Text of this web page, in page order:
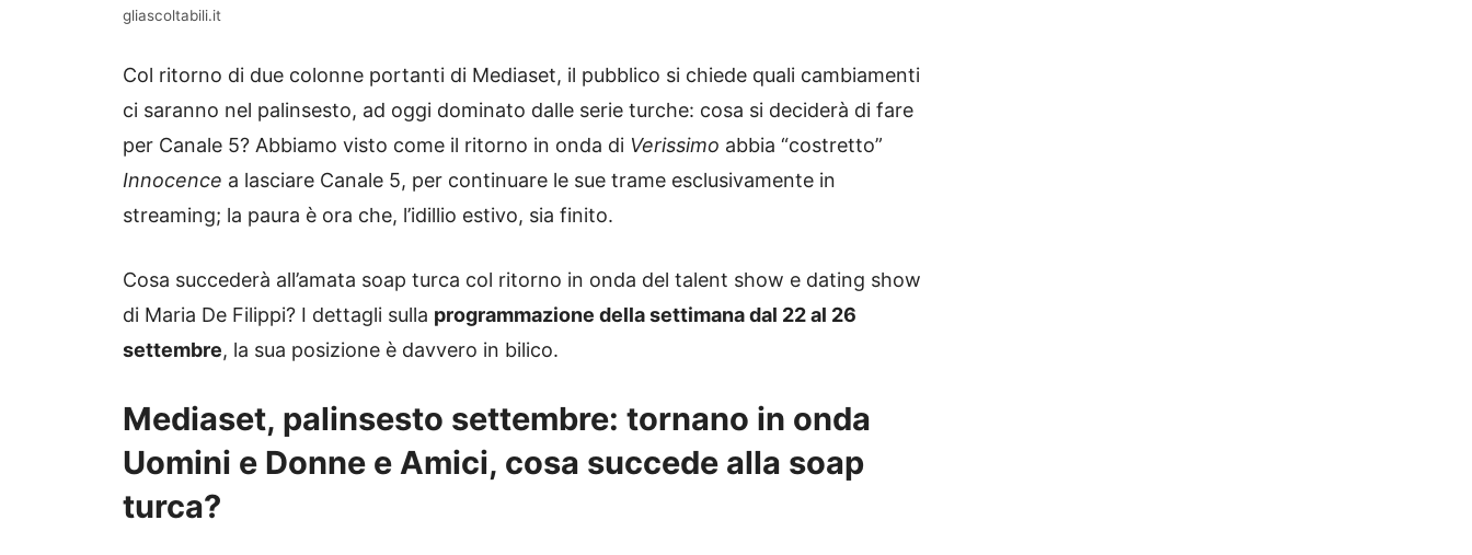
gliascoltabili.it
Col ritorno di due colonne portanti di Mediaset, il pubblico si chiede quali cambiamenti
ci saranno nel palinsesto, ad oggi dominato dalle serie turche: cosa si deciderà di fare
per Canale 5? Abbiamo visto come il ritorno in onda di Verissimo abbia “costretto”
Innocence a lasciare Canale 5, per continuare le sue trame esclusivamente in
streaming; la paura è ora che, l’idillio estivo, sia finito.
Cosa succederà all’amata soap turca col ritorno in onda del talent show e dating show
di Maria De Filippi? I dettagli sulla programmazione della settimana dal 22 al 26
settembre, la sua posizione è davvero in bilico.
Mediaset, palinsesto settembre: tornano in onda
Uomini e Donne e Amici, cosa succede alla soap
turca?